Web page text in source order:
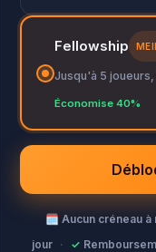
Fellowship
Jusqu'à 5
Économise 40%
🗓 Aucun créneau à
jour · ✓